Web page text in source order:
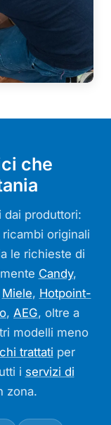
che
dai produttori:
originali
le richieste di
Candy,
Miele, Hotpoint-
, AEG, oltre a
modelli meno
trattati per
i servizi di
zona.